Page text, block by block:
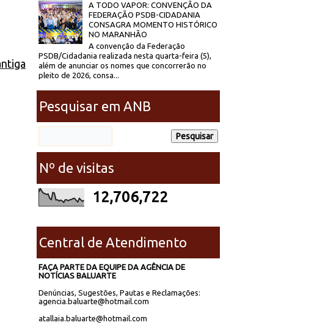
A TODO VAPOR: CONVENÇÃO DA
FEDERAÇÃO PSDB-CIDADANIA
CONSAGRA MOMENTO HISTÓRICO
NO MARANHÃO
A convenção da Federação
PSDB/Cidadania realizada nesta quarta-feira (5),
além de anunciar os nomes que concorrerão no
pleito de 2026, consa...
Pesquisar em ANB
Nº de visitas
12,706,722
Central de Atendimento
FAÇA PARTE DA EQUIPE DA AGÊNCIA DE
NOTÍCIAS BALUARTE
Denúncias, Sugestões, Pautas e Reclamações:
agencia.baluarte@hotmail.com
atallaia.baluarte@hotmail.com